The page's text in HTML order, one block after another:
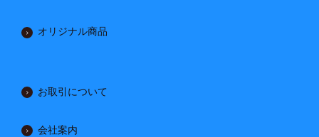
オリジナル商品
お取引について
会社案内